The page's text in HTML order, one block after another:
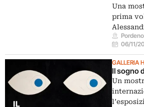
Una
prima
06/11/
GALLERIA
Il sogno
Un